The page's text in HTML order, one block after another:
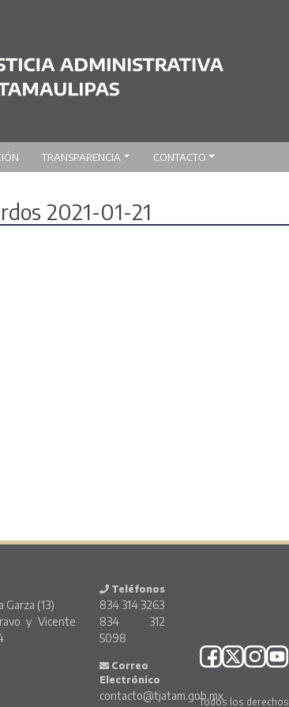
TRANSPARENCIA CONTACTO
2021-01-21
Garza (13)
y Vicente
Teléfonos
834 314 3263
834 312
5098
Correo
Electrónico
contacto@tjatam.gob.mxTodos los derechos